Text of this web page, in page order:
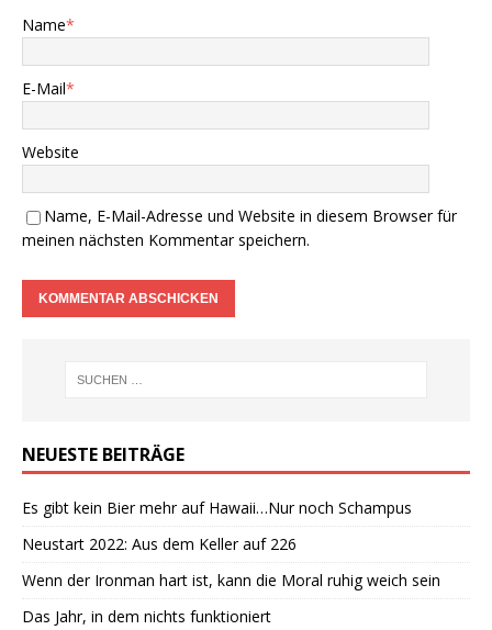
Name*
E-Mail*
Website
Name, E-Mail-Adresse und Website in diesem Browser für
meinen nächsten Kommentar speichern.
NEUESTE BEITRÄGE
Es gibt kein Bier mehr auf Hawaii…Nur noch Schampus
Neustart 2022: Aus dem Keller auf 226
Wenn der Ironman hart ist, kann die Moral ruhig weich sein
Das Jahr, in dem nichts funktioniert